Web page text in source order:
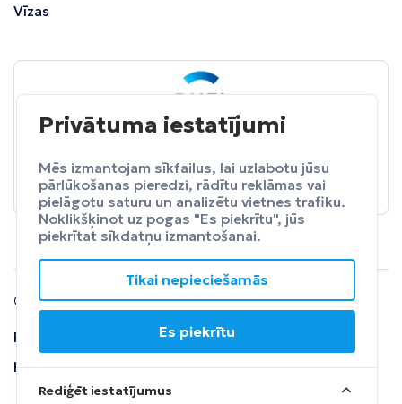
Vīzas
BALTA ceļojumu apdrošināšana
Apdrošināt
© 2024 SIA Fly Travel.
Privātuma
politika
Lietošanas
noteikumi
tiesības
Privātuma iestatījumi
Mēs izmantojam sīkfailus, lai uzlabotu jūsu
pārlūkošanas pieredzi, rādītu reklāmas vai
pielāgotu saturu un analizētu vietnes trafiku.
Noklikšķinot uz pogas "Es piekrītu", jūs
piekrītat sīkdatņu izmantošanai.
Tikai nepieciešamās
Es piekrītu
Rediģēt iestatījumus